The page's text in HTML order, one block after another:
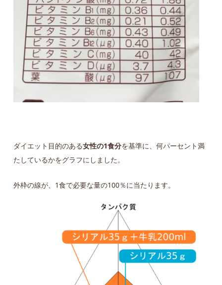
ダイエット目的のある女性の1食分を基準に、何パーセント満
たしているかをグラフにしました。
外枠の線が、1食で必要な量の100％に当たります。